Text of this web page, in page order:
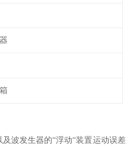
波发生器的“浮动“装置运动误差